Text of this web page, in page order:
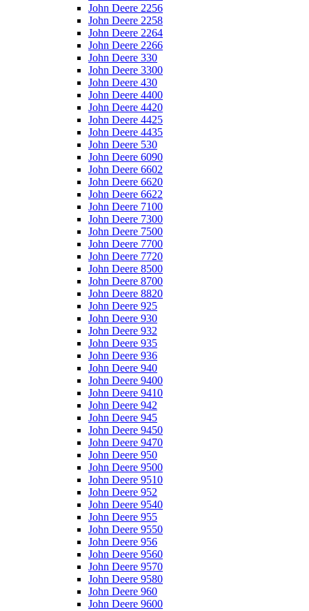
John Deere 2256
John Deere 2258
John Deere 2264
John Deere 2266
John Deere 330
John Deere 3300
John Deere 430
John Deere 4400
John Deere 4420
John Deere 4425
John Deere 4435
John Deere 530
John Deere 6090
John Deere 6602
John Deere 6620
John Deere 6622
John Deere 7100
John Deere 7300
John Deere 7500
John Deere 7700
John Deere 7720
John Deere 8500
John Deere 8700
John Deere 8820
John Deere 925
John Deere 930
John Deere 932
John Deere 935
John Deere 936
John Deere 940
John Deere 9400
John Deere 9410
John Deere 942
John Deere 945
John Deere 9450
John Deere 9470
John Deere 950
John Deere 9500
John Deere 9510
John Deere 952
John Deere 9540
John Deere 955
John Deere 9550
John Deere 956
John Deere 9560
John Deere 9570
John Deere 9580
John Deere 960
John Deere 9600